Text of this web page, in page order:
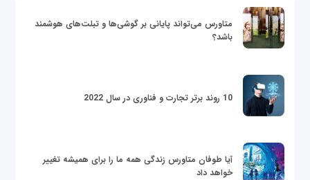
متاورس می‌تواند پایانی بر گوشی‌ها و تبلت‌های هوشمند
باشد؟
10 روند برتر تجارت و فناوری در سال 2022
آیا طوفان متاورس زندگی همه ما را برای همیشه تغییر
خواهد داد